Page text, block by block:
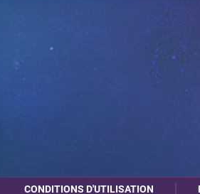
CONDITIONS D'UTILISATION